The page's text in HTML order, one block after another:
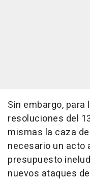
Sin embargo, para
resoluciones del
mismas la caza
necesario un acto
presupuesto
nuevos ataques